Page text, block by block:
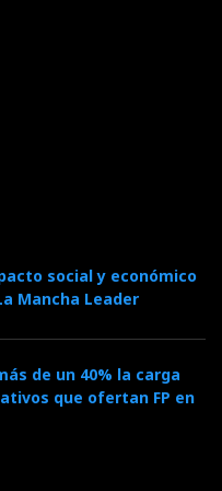
social y económico
Mancha Leader
de un 40% la carga
que ofertan FP en